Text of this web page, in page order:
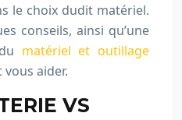
le choix dudit matériel.
conseils, ainsi qu’une
matériel et outillage
aider.
VS